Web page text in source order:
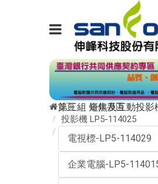
首頁
臺銀專區
投影機 LP5-114025
第三組 短焦及互動投影機
第三組 短焦及互動投影
電視標-LP5-114029
企業電腦-LP5-